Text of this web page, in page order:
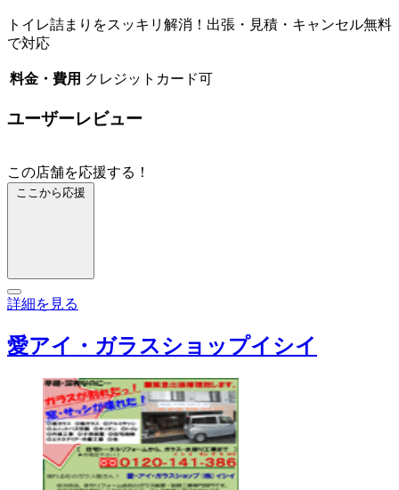
トイレ詰まりをスッキリ解消！出張・見積・キャンセル無料
で対応
料金・費用 クレジットカード可
ユーザーレビュー
この店舗を応援する！
ここから応援
詳細を見る
愛アイ・ガラスショップイシイ